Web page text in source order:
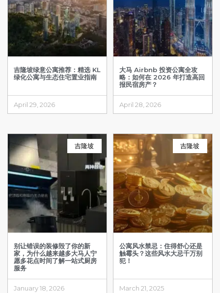
吉隆坡绿意公寓推荐：精选 KL
绿化公寓与生态住宅置业指南
April 29, 2026
大马 Airbnb 投资公寓全攻
略：如何在 2026 年打造高回
报民宿房产？
April 28, 2026
吉隆坡
别让错误的装修毁了你的新
家，为什么越来越多大马人宁
愿多花点时间了解一站式厨房
服务
January 18, 2026
吉隆坡
公寓风水禁忌：住得舒心还是
触霉头？这些风水大忌千万别
犯！
March 21, 2025